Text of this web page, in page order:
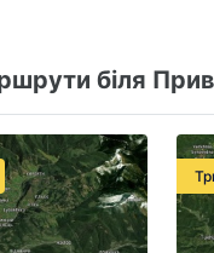
біля